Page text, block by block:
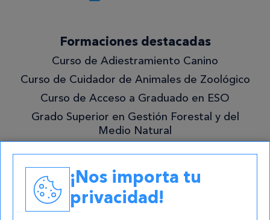
¡Quiero
mejor!
Formaciones destacadas
Curso de Adiestramiento Canino
Curso de Cuidador de Animales de Zoológico
Curso de Acceso a Graduado en ESO
Grado Superior en Gestión Forestal y del
Medio Natural
Contacto
atencion@cursos.com
¡Nos importa tu
privacidad!